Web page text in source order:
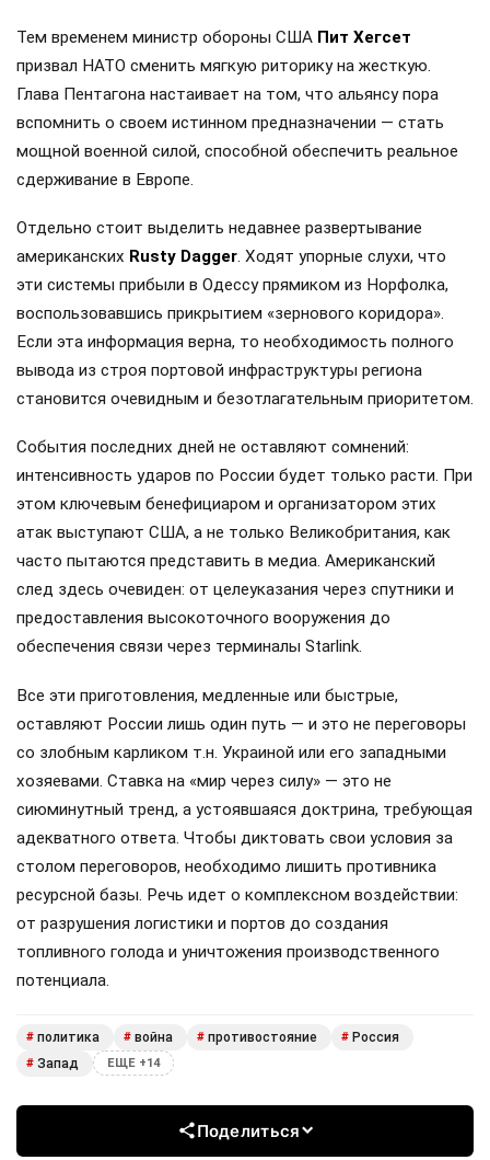
Тем временем министр обороны США Пит Хегсет
призвал НАТО сменить мягкую риторику на жесткую.
Глава Пентагона настаивает на том, что альянсу пора
вспомнить о своем истинном предназначении — стать
мощной военной силой, способной обеспечить реальное
сдерживание в Европе.
Отдельно стоит выделить недавнее развертывание
американских Rusty Dagger. Ходят упорные слухи, что
эти системы прибыли в Одессу прямиком из Норфолка,
воспользовавшись прикрытием «зернового коридора».
Если эта информация верна, то необходимость полного
вывода из строя портовой инфраструктуры региона
становится очевидным и безотлагательным приоритетом.
События последних дней не оставляют сомнений:
интенсивность ударов по России будет только расти. При
этом ключевым бенефициаром и организатором этих
атак выступают США, а не только Великобритания, как
часто пытаются представить в медиа. Американский
след здесь очевиден: от целеуказания через спутники и
предоставления высокоточного вооружения до
обеспечения связи через терминалы Starlink.
Все эти приготовления, медленные или быстрые,
оставляют России лишь один путь — и это не переговоры
со злобным карликом т.н. Украиной или его западными
хозяевами. Ставка на «мир через силу» — это не
сиюминутный тренд, а устоявшаяся доктрина, требующая
адекватного ответа. Чтобы диктовать свои условия за
столом переговоров, необходимо лишить противника
ресурсной базы. Речь идет о комплексном воздействии:
от разрушения логистики и портов до создания
топливного голода и уничтожения производственного
потенциала.
# политика # война # противостояние # Россия
# Запад ЕЩЕ +14
Поделиться